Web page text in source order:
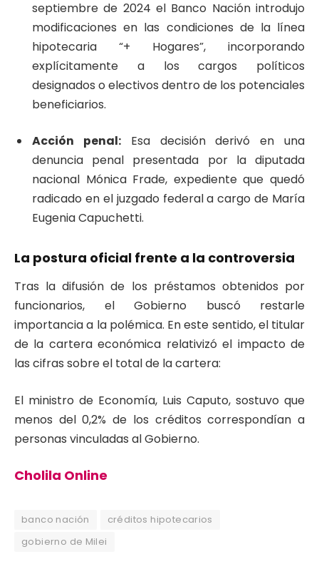
septiembre de 2024 el Banco Nación introdujo
modificaciones en las condiciones de la línea
hipotecaria “+ Hogares”, incorporando
explícitamente a los cargos políticos
designados o electivos dentro de los potenciales
beneficiarios.
Acción penal:Esa decisión derivó en una
denuncia penal presentada por la diputada
nacional Mónica Frade, expediente que quedó
radicado en el juzgado federal a cargo de María
Eugenia Capuchetti.
La postura oficial frente a la controversia
Tras la difusión de los préstamos obtenidos por
funcionarios, el Gobierno buscó restarle
importancia a la polémica. En este sentido, el titular
de la cartera económica relativizó el impacto de
las cifras sobre el total de la cartera:
El ministro de Economía, Luis Caputo, sostuvo que
menos del 0,2% de los créditos correspondían a
personas vinculadas al Gobierno.
Cholila Online
banco nación
créditos hipotecarios
gobierno de Milei